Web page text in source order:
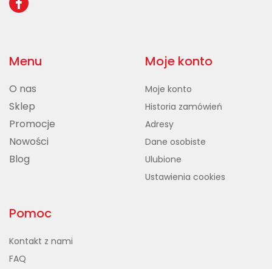
Menu
O nas
Sklep
Promocje
Nowości
Blog
Moje konto
Moje konto
Historia zamówień
Adresy
Dane osobiste
Ulubione
Ustawienia cookies
Pomoc
Kontakt z nami
FAQ